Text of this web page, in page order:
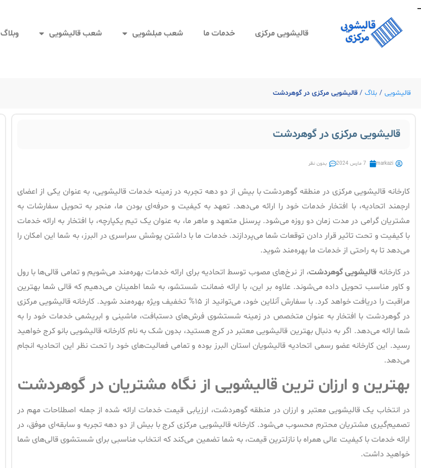
_
قالیشویی مرکزی خدمات ما شعب مبلشویی شعب قالیشویی وبلاگ
قالیشویی / بلاگ / قالیشویی مرکزی در گوهردشت
قالیشویی مرکزی در گوهردشت
markazi 7 مارس 2024 بدون نظر
کارخانه قالیشویی مرکزی در منطقه گوهردشت با بیش از دو دهه تجربه در زمینه خدمات قالیشویی، به عنوان یکی از اعضای
ارجمند اتحادیه، با افتخار خدمات خود را ارائه می‌دهد. تعهد به کیفیت و حرفه‌ای بودن ما، منجر به تحویل سفارشات به
مشتریان گرامی در مدت زمان دو روزه می‌شود. پرسنل متعهد و ماهر ما، به عنوان یک تیم یکپارچه، با افتخار به ارائه خدمات
با کیفیت و تحت تاثیر قرار دادن توقعات شما می‌پردازند. خدمات ما با داشتن پوشش سراسری در البرز، به شما این امکان را
می‌دهد تا به راحتی از خدمات ما بهره‌مند شوید.
در کارخانه قالیشویی گوهردشت، از نرخ‌های مصوب توسط اتحادیه برای ارائه خدمات بهره‌مند می‌شویم و تمامی قالی‌ها با رول
و کاور مناسب تحویل داده می‌شوند. علاوه بر این، با ارائه ضمانت شستشو، به شما اطمینان می‌دهیم که قالی شما بهترین
مراقبت را دریافت خواهد کرد. با سفارش آنلاین خود، می‌توانید از ۱۵% تخفیف ویژه بهره‌مند شوید. کارخانه قالیشویی مرکزی
در گوهردشت با افتخار به عنوان متخصص در زمینه شستشوی فرش‌های دستبافت، ماشینی و ابریشمی خدمات خود را به
شما ارائه می‌دهد. اگر به دنبال بهترین قالیشویی معتبر در کرج هستید، بدون شک به نام کارخانه قالیشویی بانو کرج خواهید
رسید. این کارخانه عضو رسمی اتحادیه قالیشویان استان البرز بوده و تمامی فعالیت‌های خود را تحت نظر این اتحادیه انجام
می‌دهد.
بهترین و ارزان ترین قالیشویی از نگاه مشتریان در گوهردشت
در انتخاب یک قالیشویی معتبر و ارزان در منطقه گوهردشت، ارزیابی قیمت خدمات ارائه شده از جمله اصطلاحات مهم در
تصمیم‌گیری مشتریان محترم محسوب می‌شود. کارخانه قالیشویی مرکزی کرج با بیش از دو دهه تجربه و سابقه‌ای موفق، در
ارائه خدمات با کیفیت عالی همراه با نازلترین قیمت، به شما تضمین می‌کند که انتخاب مناسبی برای شستشوی قالی‌های شما
خواهید داشت.